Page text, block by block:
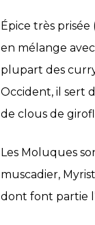
Épice très prisée
en mélange
plupart des
Occident, il sert
de clous de
Les Moluques
muscadier,
dont font partie